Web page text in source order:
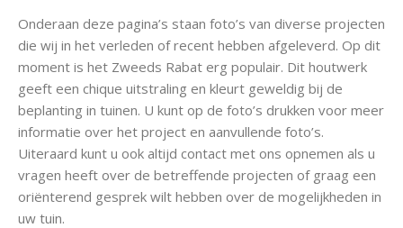
Onderaan deze pagina’s staan foto’s van diverse projecten
die wij in het verleden of recent hebben afgeleverd. Op dit
moment is het Zweeds Rabat erg populair. Dit houtwerk
geeft een chique uitstraling en kleurt geweldig bij de
beplanting in tuinen. U kunt op de foto’s drukken voor meer
informatie over het project en aanvullende foto’s.
Uiteraard kunt u ook altijd contact met ons opnemen als u
vragen heeft over de betreffende projecten of graag een
oriënterend gesprek wilt hebben over de mogelijkheden in
uw tuin.